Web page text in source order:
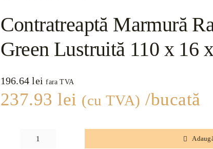
Contratreaptă Marmură
Green Lustruită 110 x 16
196.64lei fara TVA
237.93lei (cu TVA) /bucată
Cantitate